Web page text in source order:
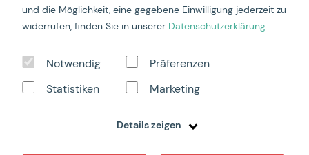
und die Möglichkeit, eine gegebene Einwilligung jederzeit zu
widerrufen, finden Sie in unserer Datenschutzerklärung.
Notwendig
Präferenzen
Statistiken
Marketing
Details zeigen
Ausgangslage
legänderen Pumpkin Spice Drinks verkündet wird.